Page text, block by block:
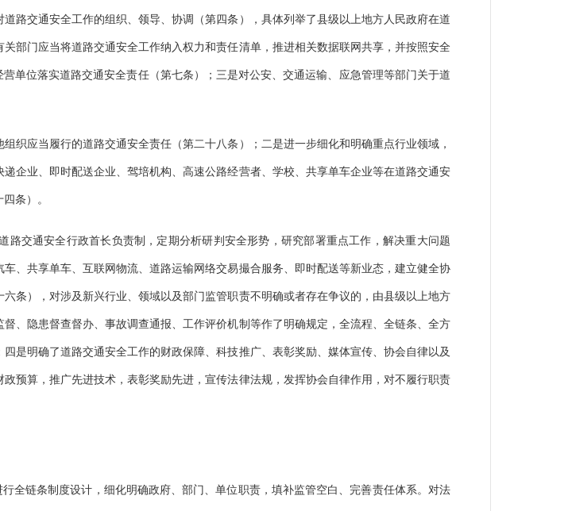
路交通安全工作的组织、领导、协调（第四条），具体列举了县级以上地方人民政府在道
部门应当将道路交通安全工作纳入权力和责任清单，推进相关数据联网共享，并按照安全
单位落实道路交通安全责任（第七条）；三是对公安、交通运输、应急管理等部门关于道
织应当履行的道路交通安全责任（第二十八条）；二是进一步细化和明确重点行业领域，
企业、即时配送企业、驾培机构、高速公路经营者、学校、共享单车企业等在道路交通安
条）。
路交通安全行政首长负责制，定期分析研判安全形势，研究部署重点工作，解决重大问题
、共享单车、互联网物流、道路运输网络交易撮合服务、即时配送等新业态，建立健全协
条），对涉及新兴行业、领域以及部门监管职责不明确或者存在争议的，由县级以上地方
、隐患督查督办、事故调查通报、工作评价机制等作了明确规定，全流程、全链条、全方
是明确了道路交通安全工作的财政保障、科技推广、表彰奖励、媒体宣传、协会自律以及
预算，推广先进技术，表彰奖励先进，宣传法律法规，发挥协会自律作用，对不履行职责
全链条制度设计，细化明确政府、部门、单位职责，填补监管空白、完善责任体系。对法